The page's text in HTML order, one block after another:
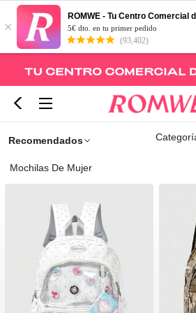
×
ROMWE - Tu Centro Comercial
5€ dto. en tu primer pedido
(93,402)
Recomendados
Mochilas De Mujer